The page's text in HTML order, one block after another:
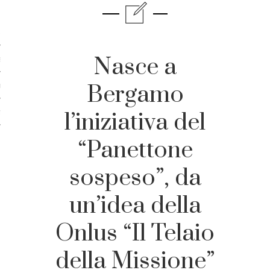
è l’article marketing
e stile di scrittura
per i publishers
Nasce a
Bergamo
l’iniziativa del
“Panettone
sospeso”, da
un’idea della
Onlus “Il Telaio
della Missione”